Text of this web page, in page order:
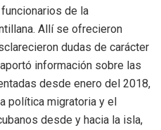
de la
Allí se ofrecieron
dudas de carácter
información sobre las
desde enero del 2018,
política migratoria y el
desde y hacia la isla,